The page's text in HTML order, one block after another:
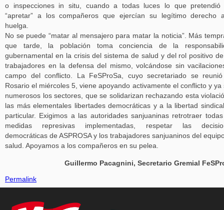
o inspecciones in situ, cuando a todas luces lo que pretendió
“apretar” a los compañeros que ejercían su legítimo derecho
huelga.
No se puede “matar al mensajero para matar la noticia”. Más
que tarde, la población toma conciencia de la
gubernamental en la crisis del sistema de salud y del rol positivo
trabajadores en la defensa del mismo, volcándose sin
campo del conflicto. La FeSProSa, cuyo secretariado se
Rosario el miércoles 5, viene apoyando activamente el conflicto y ya
numerosos los sectores, que se solidarizan rechazando esta
las más elementales libertades democráticas y a la libertad
particular. Exigimos a las autoridades sanjuaninas retrotraer
medidas represivas implementadas, respetar las
democráticas de ASPROSA y los trabajadores sanjuaninos del
salud. Apoyamos a los compañeros en su pelea.
Guillermo Pacagnini, Secretario Gremial
Permalink